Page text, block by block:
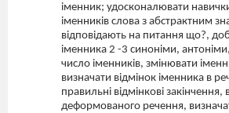
іменник; удосконалювати
іменників слова з абстрактним
відповідають на питання що?,
іменника 2 -3 синоніми, антоніми,
число іменників, змінювати
визначати відмінок іменника в
правильні відмінкові закінчення,
деформованого речення,